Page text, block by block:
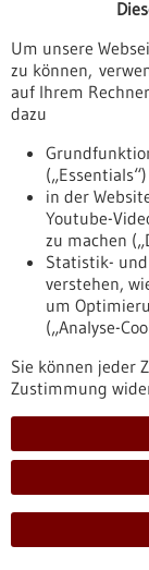
Pressemitteilung
Geplante
robuste
Die EU-
Revision des
vorgelegt, zu
https://
pro.de/
fachbeitraege/
frueher-
widerspruch-
Pressemitteilung
für In-vitro-
Das deutsch-
Herstellung von
Diagnostik. Das
Um unsere
zu können,
auf Ihrem
dazu
(„Essentials“)
in der
Youtube-
zu machen
Statistik-
verstehen,
um
(„Analyse-
Sie können jeder
Zustimmung